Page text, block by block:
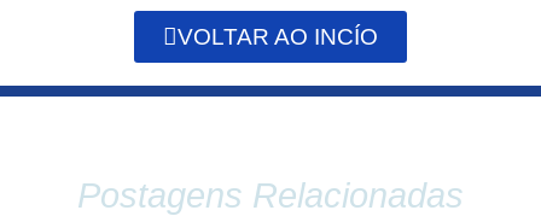
VOLTAR AO INCÍO
Postagens Relacionadas